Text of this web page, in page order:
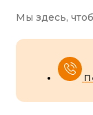
Мы здесь,